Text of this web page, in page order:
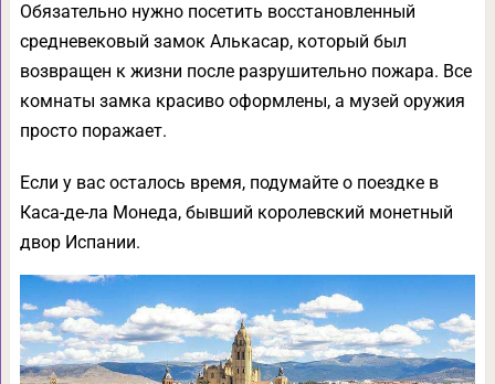
Обязательно нужно посетить восстановленный
средневековый замок Алькасар, который был
возвращен к жизни после разрушительно пожара. Все
комнаты замка красиво оформлены, а музей оружия
просто поражает.
Если у вас осталось время, подумайте о поездке в
Каса-де-ла Монеда, бывший королевский монетный
двор Испании.